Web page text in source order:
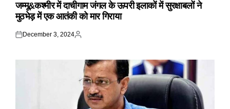
जम्मू&कश्मीर में दाचीगाम जंगल के ऊपरी इलाकों में सुरक्षाबलों ने
मुठभेड़ में एक आतंकी को मार गिराया
Posted
December 3, 2024
Posted